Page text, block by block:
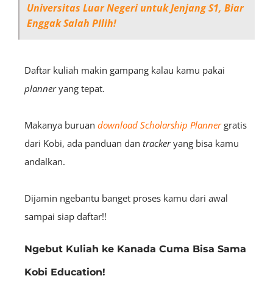
Universitas Luar Negeri untuk Jenjang S1, Biar
Enggak Salah PIlih!
Daftar kuliah makin gampang kalau kamu pakai
planneryang tepat.
Makanya buruan download Scholarship Plannergratis
dari Kobi, ada panduan dan trackeryang bisa kamu
andalkan.
Dijamin ngebantu banget proses kamu dari awal
sampai siap daftar!!
Ngebut Kuliah ke Kanada Cuma Bisa Sama
Kobi Education!